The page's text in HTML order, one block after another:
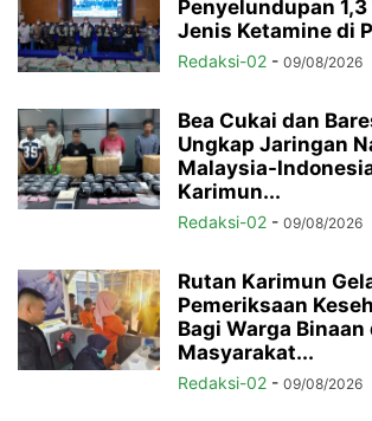
Penyelundupan
Jenis Ketamine di
Redaksi-02 - 09/08/2026
Bea Cukai dan
Ungkap Jaringan
Malaysia-
Karimun...
Redaksi-02 - 09/08/2026
Rutan Karimun
Pemeriksaan
Bagi Warga Binaan
Masyarakat...
Redaksi-02 - 09/08/2026